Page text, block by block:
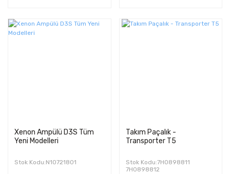
Xenon Ampülü D3S Tüm
Yeni Modelleri
Stok Kodu:N10721801
Takım Paçalık -
Transporter T5
Stok Kodu:7H0898811
7H0898812